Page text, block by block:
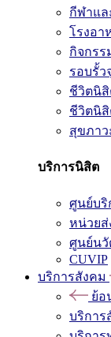
กีฬาแ
โรงอา
กิจกร
รอบรั้ว
ชีวิตนิสิ
ชีวิตนิสิ
สุขภาว
บริการนิสิต
ศูนย์บริ
หน่วยส่
ศูนย์นวั
CUVIP
บริการสังคม
ย้อ
บริการ